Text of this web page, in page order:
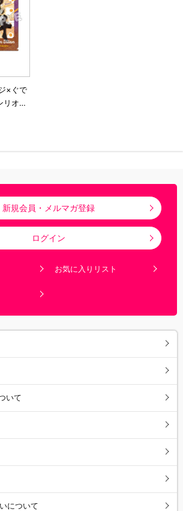
×ぐで
リオキ
新規会員・メルマガ登録
ログイン
お気に入りリスト
いて
について